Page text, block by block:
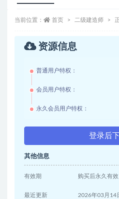
当前位置： 首页 二级建造师
资源信息
普通用户特权：
会员用户特权：
永久会员用户特权：
登录后
其他信息
有效期 购买后永久有效
最近更新 2026年03月14